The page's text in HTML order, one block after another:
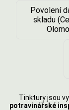
Povolení
skladu
Tinktury jsou
potravinářské